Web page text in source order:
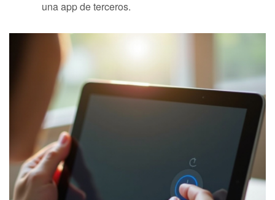
una app de terceros.